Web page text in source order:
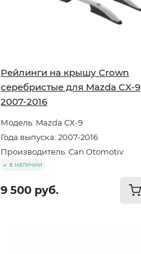
Рейлинги на крышу Crown
серебристые для Mazda CX-9
2007-2016
Модель: Mazda CX-9
Года выпуска: 2007-2016
Производитель: Can Otomotiv
в наличии
9 500 руб.